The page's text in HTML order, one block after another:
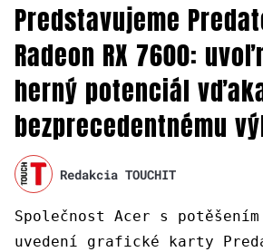
Predstavujeme
Radeon RX 7600:
herný potenciál
bezprecedentnému
Redakcia TOUCHIT
Společnost Acer s potěšením
uvedení grafické karty